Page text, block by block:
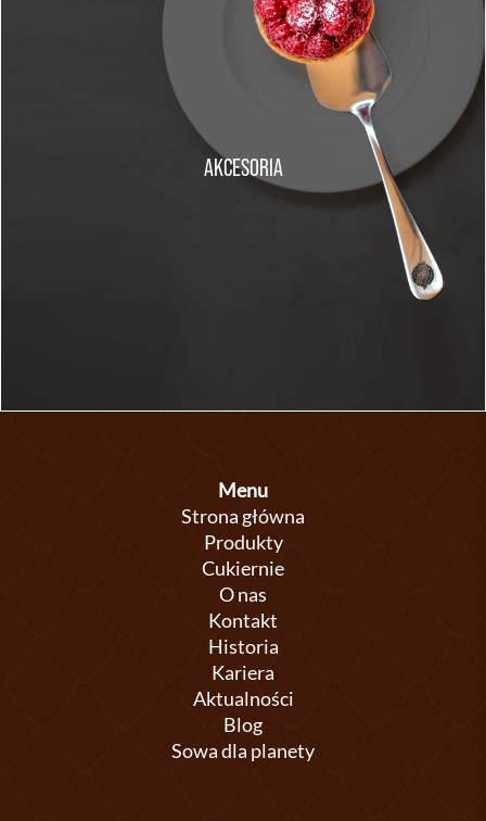
AKCESORIA
Menu
Strona główna
Produkty
Cukiernie
O nas
Kontakt
Historia
Kariera
Aktualności
Blog
Sowa dla planety